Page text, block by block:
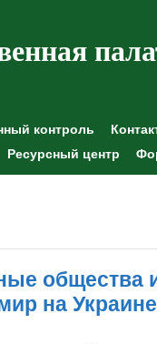
контроль
Ресурсный центр
общества
на Украине